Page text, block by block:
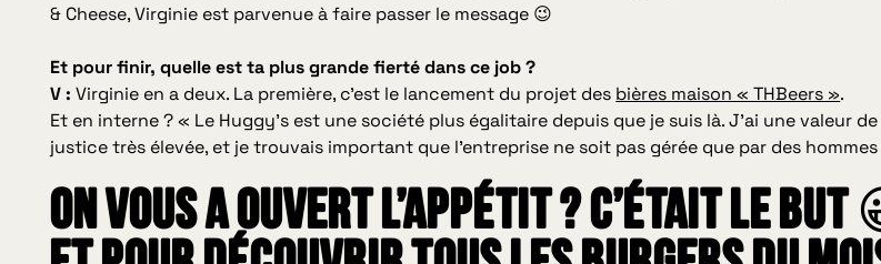
& Cheese, Virginie est parvenue à faire passer le message 😉
Et pour finir, quelle est ta plus grande fierté dans ce job ?
V :Virginie en a deux. La première, c’est le lancement du projet des bières maison « THBeers ».
Et en interne ?« Le Huggy’s est une société plus égalitaire depuis que je suis là. J’ai une valeur
justice très élevée, et je trouvais important que l’entreprise ne soit pas gérée que par des hommes
On vous a ouvert l’appétit ? C’était le but